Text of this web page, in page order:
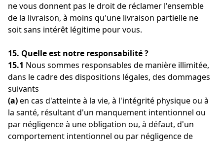
ne vous donnent pas le droit de réclamer l'ensemble
de la livraison, à moins qu'une livraison partielle ne
soit sans intérêt légitime pour vous.
15. Quelle est notre responsabilité ?
15.1 Nous sommes responsables de manière illimitée,
dans le cadre des dispositions légales, des dommages
suivants
(a)en cas d'atteinte à la vie, à l'intégrité physique ou à
la santé, résultant d'un manquement intentionnel ou
par négligence à une obligation ou, à défaut, d'un
comportement intentionnel ou par négligence de